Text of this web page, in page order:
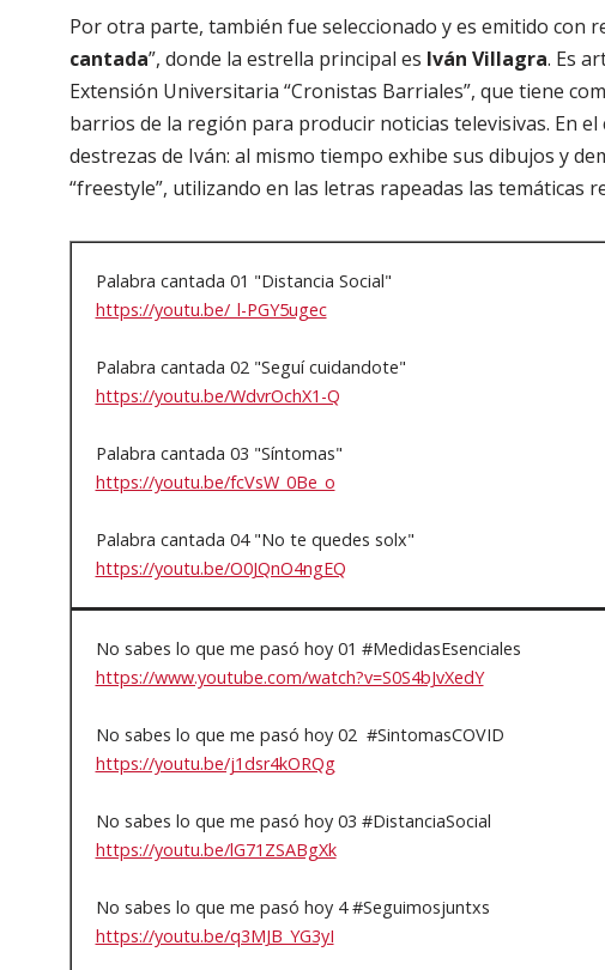
Por otra parte, también fue seleccionado y es emitido con
cantada”, donde la estrella principal es Iván Villagra. Es
Extensión Universitaria “Cronistas Barriales”, que tiene
barrios de la región para producir noticias televisivas. En
destrezas de Iván: al mismo tiempo exhibe sus dibujos y
“freestyle”, utilizando en las letras rapeadas las temáticas
Palabra cantada 01 "Distancia Social"
https://youtu.be/_l-PGY5ugec
Palabra cantada 02 "Seguí cuidandote"
https://youtu.be/WdvrOchX1-Q
Palabra cantada 03 "Síntomas"
https://youtu.be/fcVsW_0Be_o
Palabra cantada 04 "No te quedes solx"
https://youtu.be/O0JQnO4ngEQ
No sabes lo que me pasó hoy 01 #MedidasEsenciales
https://www.youtube.com/watch?v=S0S4bJvXedY
No sabes lo que me pasó hoy 02 #SintomasCOVID
https://youtu.be/j1dsr4kORQg
No sabes lo que me pasó hoy 03 #DistanciaSocial
https://youtu.be/lG71ZSABgXk
No sabes lo que me pasó hoy 4 #Seguimosjuntxs
https://youtu.be/q3MJB_YG3yI